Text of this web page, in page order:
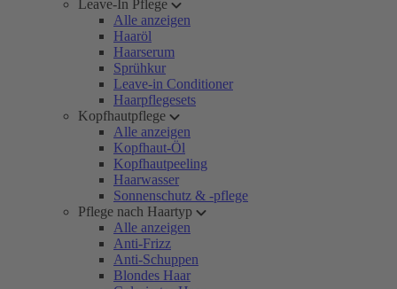
Leave-In Pflege
Alle anzeigen
Haaröl
Haarserum
Sprühkur
Leave-in Conditioner
Haarpflegesets
Kopfhautpflege
Alle anzeigen
Kopfhaut-Öl
Kopfhautpeeling
Haarwasser
Sonnenschutz & -pflege
Pflege nach Haartyp
Alle anzeigen
Anti-Frizz
Anti-Schuppen
Blondes Haar